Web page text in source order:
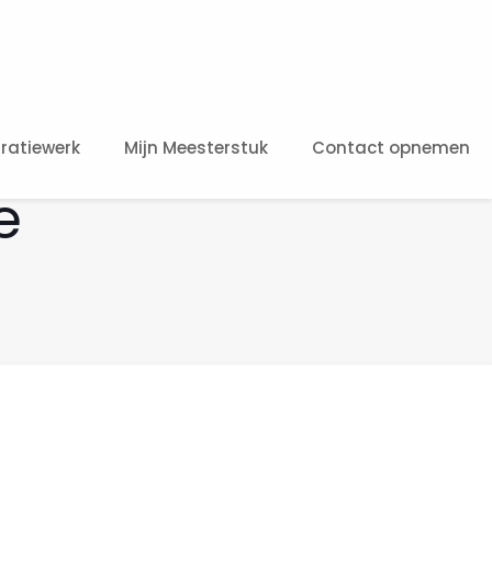
Mijn Meesterstuk Contact opnemen